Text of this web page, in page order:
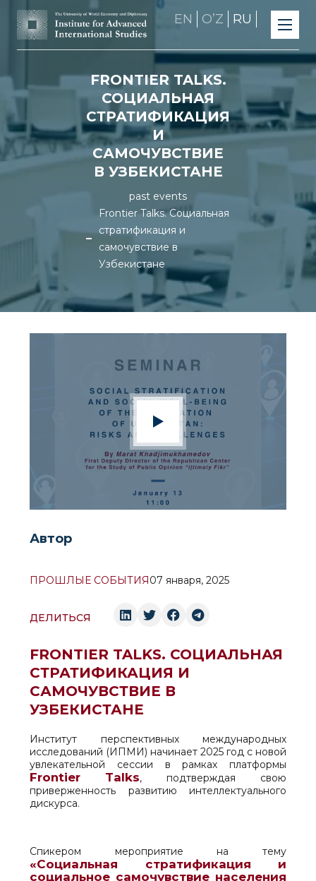
EN OʼZ RU
FRONTIER TALKS.
СОЦИАЛЬНАЯ
СТРАТИФИКАЦИЯ
И
САМОЧУВСТВИЕ
В УЗБЕКИСТАНЕ
past events
Frontier Talks. Социальная
стратификация и
самочувствие в
Узбекистане
Автор
ПРОШЛЫЕ СОБЫТИЯ07 января, 2025
ДЕЛИТЬСЯ
FRONTIER TALKS. СОЦИАЛЬНАЯ
СТРАТИФИКАЦИЯ И
САМОЧУВСТВИЕ В
УЗБЕКИСТАНЕ
Институт перспективных международных
исследований (ИПМИ) начинает 2025 год с новой
увлекательной сессии в рамках платформы
Frontier Talks, подтверждая свою
приверженность развитию интеллектуального
дискурса.
Спикером мероприятие на тему
«Социальная стратификация и
социальное самочувствие населения